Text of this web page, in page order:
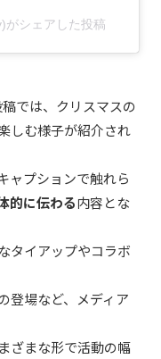
がシェアした投稿
では、クリスマスの
しむ様子が紹介され
ャプションで触れら
的に伝わる内容とな
タイアップやコラボ
登場など、メディア
ざまな形で活動の幅